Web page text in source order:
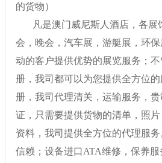
的货物）
凡是澳门威尼斯人酒店，各展
会，晚会，汽车展，游艇展，环
动的客户提供优势的展览服务；
册，我司都可以为您提供全方位
册，我司代理清关，运输服务，
证，只需要提供货物的清单，照
资料，我司提供全方位的代理服
信赖；设备进口ATA维修，保养